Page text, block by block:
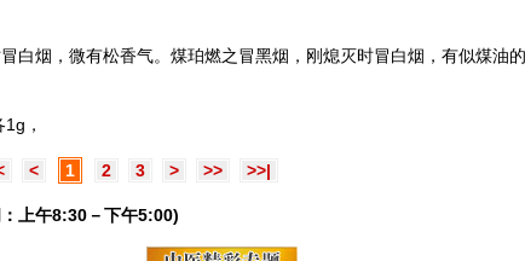
白烟，微有松香气。煤珀燃之冒黑烟，刚熄灭时冒白烟，有似煤油的
，
< 1 2 3 > >> >>|
上午8:30－下午5:00)